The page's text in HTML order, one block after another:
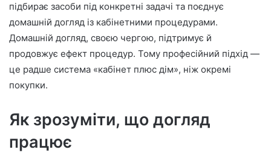
підбирає засоби під конкретні задачі та поєднує
домашній догляд із кабінетними процедурами.
Домашній догляд, своєю чергою, підтримує й
продовжує ефект процедур. Тому професійний підхід —
це радше система «кабінет плюс дім», ніж окремі
покупки.
Як зрозуміти, що догляд
працює